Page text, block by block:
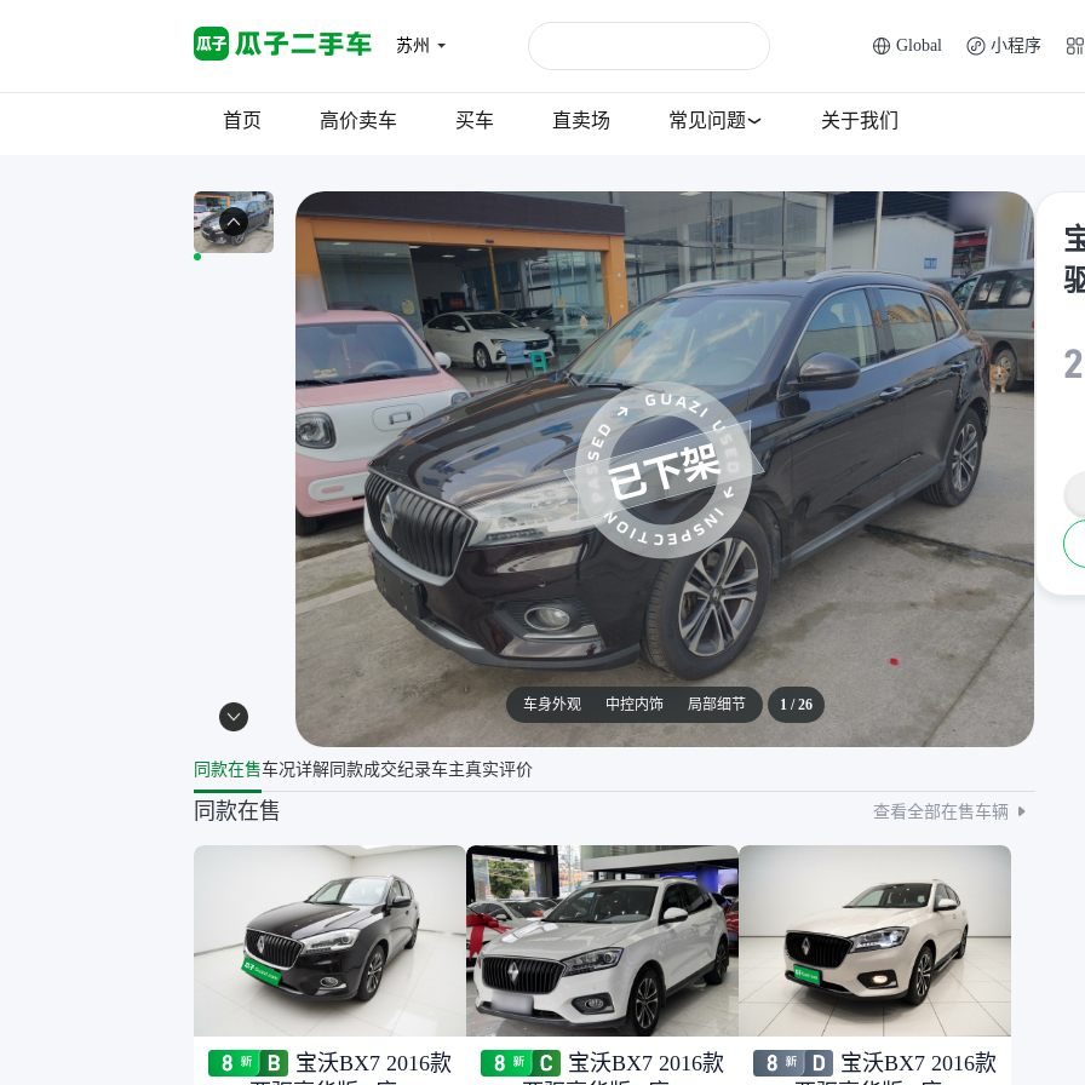
苏州 Global 小程序
首页 高价卖车 买车 直卖场 常见问题 关于我们
车身外观 中控内饰 局部细节 1/26
同款在售车况详解同款成交纪录车主真实评价
同款在售 查看全部在售车辆
宝沃BX7 2016款
宝沃BX7 2016款
宝沃BX7 2016款